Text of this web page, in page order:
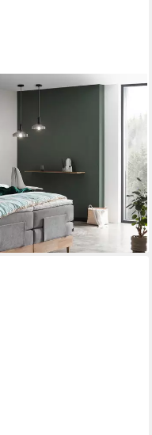
elektrisch
Taschenfederkern
Farbe Hellgrau H2/H3